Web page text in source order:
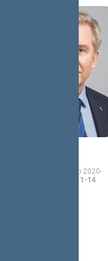
Seimo narys nuo 2020-
iki 2024-11-14